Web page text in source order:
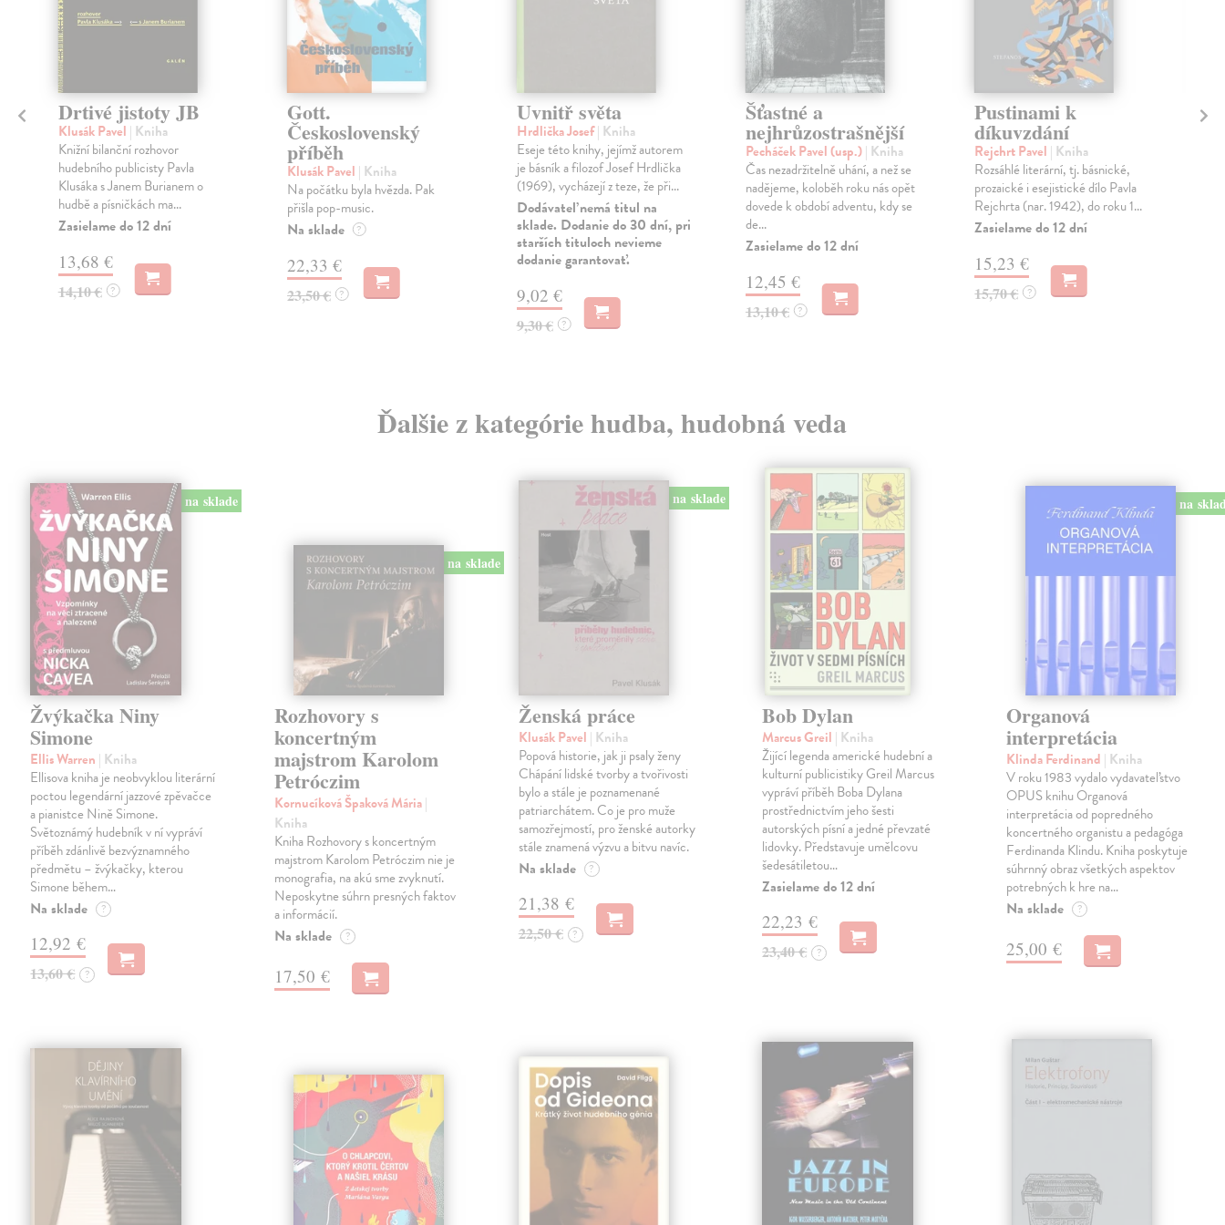
Drtivé jistoty JB
Klusák Pavel | Kniha
Knižní bilanční rozhovor
hudebního publicisty Pavla
Klusáka s Janem Burianem o
hudbě a písničkách ma...
Zasielame do 12 dní
13,68 €
14,10 € ?
Gott.
Československý
příběh
Klusák Pavel | Kniha
Na počátku byla hvězda. Pak
přišla pop-music.
Na sklade ?
22,33 €
23,50 € ?
Uvnitř světa
Hrdlička Josef| Kniha
Eseje této knihy, jejímž autorem
je básník a filozof Josef Hrdlička
(1969), vycházejí z teze, že při...
Dodávateľ nemá titul na
sklade. Dodanie do 30 dní, pri
starších tituloch nevieme
dodanie garantovať.
9,02 €
9,30 € ?
Šťastné a
nejhrůzostrašnější
Pecháček Pavel (usp.)| Kniha
Čas nezadržitelně uhání, a než se
nadějeme, koloběh roku nás opět
dovede k období adventu, kdy se
de...
Zasielame do 12 dní
12,45 €
13,10 € ?
Pustinami k
díkuvzdání
Rejchrt Pavel | Kniha
Rozsáhlé literární, tj. básnické,
prozaické i esejistické dílo Pavla
Rejchrta (nar. 1942), do roku 1...
Zasielame do 12 dní
15,23 €
15,70 € ?
Ďalšie z kategórie hudba, hudobná veda
na sklade
Žvýkačka Niny
Simone
Ellis Warren | Kniha
Ellisova kniha je neobvyklou literární
poctou legendární jazzové zpěvačce
a pianistce Nině Simone.
Světoznámý hudebník v ní vypráví
příběh zdánlivě bezvýznamného
předmětu – žvýkačky, kterou
Simone během…
Na sklade ?
12,92 €
13,60 € ?
na sklade
Rozhovory s
koncertným
majstrom Karolom
Petróczim
Kornucíková Špaková Mária|
Kniha
Kniha Rozhovory s koncertným
majstrom Karolom Petróczim nie je
monografia, na akú sme zvyknutí.
Neposkytne súhrn presných faktov
a informácií.
Na sklade ?
17,50 €
na sklade
Ženská práce
Klusák Pavel | Kniha
Popová historie, jak ji psaly ženy
Chápání lidské tvorby a tvořivosti
bylo a stále je poznamenané
patriarchátem. Co je pro muže
samozřejmostí, pro ženské autorky
stále znamená výzvu a bitvu navíc.
Na sklade ?
21,38 €
22,50 € ?
Bob Dylan
Marcus Greil | Kniha
Žijící legenda americké hudební a
kulturní publicistiky Greil Marcus
vypráví příběh Boba Dylana
prostřednictvím jeho šesti
autorských písní a jedné převzaté
lidovky. Představuje umělcovu
šedesátiletou…
Zasielame do 12 dní
22,23 €
23,40 € ?
na
Organová
interpretácia
Klinda Ferdinand | Kniha
V roku 1983 vydalo vydavateľstvo
OPUS knihu Organová
interpretácia od popredného
koncertného organistu a pedagóga
Ferdinanda Klindu. Kniha poskytuje
súhrnný obraz všetkých aspektov
potrebných k hre na…
Na sklade ?
25,00 €